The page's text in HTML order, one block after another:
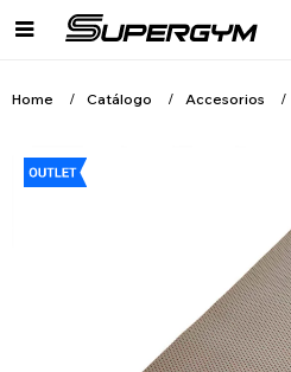

Home Catálogo Accesorios